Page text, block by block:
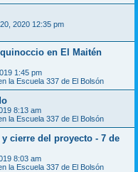
2020 12:35 pm
en El Maitén
1:45 pm
la Escuela 337 de El Bolsón
8:13 am
la Escuela 337 de El Bolsón
cierre del proyecto - 7 de
8:03 am
la Escuela 337 de El Bolsón